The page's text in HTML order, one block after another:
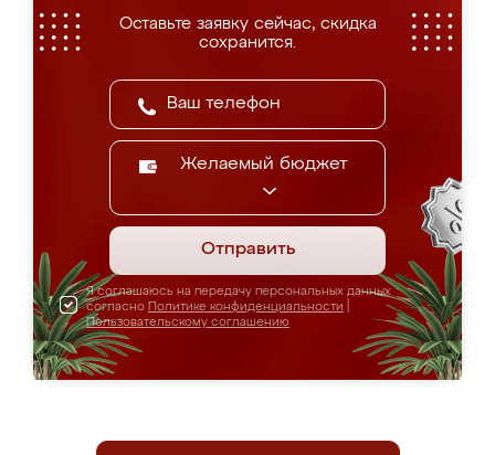
Оставьте заявку сейчас, скидка
сохранится.
Желаемый бюджет
Отправить
Я соглашаюсь на передачу персональных данных
согласно Политике конфиденциальности
Пользовательскому соглашению